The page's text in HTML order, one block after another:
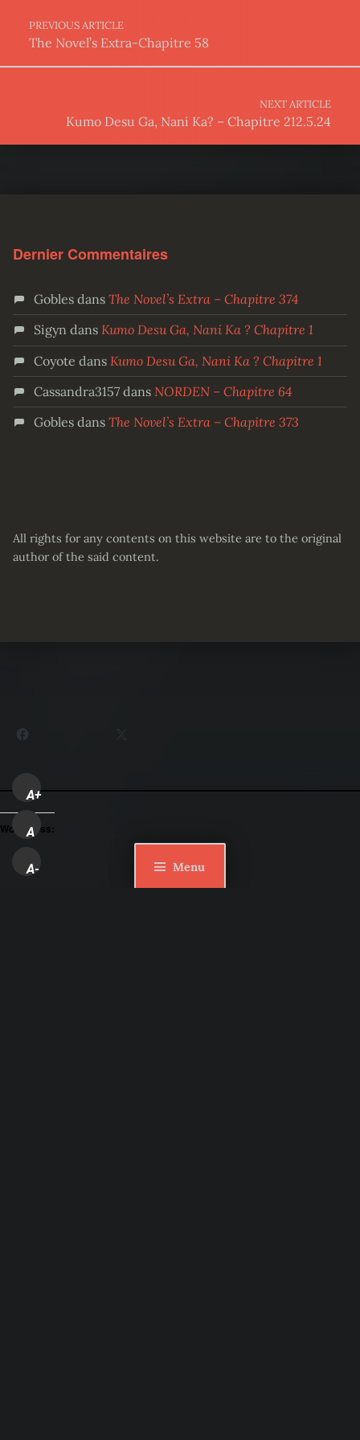
Menu
PREVIOUS ARTICLE
The Novel’s Extra-Chapitre 58
NEXT ARTICLE
Kumo Desu Ga, Nani Ka? – Chapitre 212.5.24
Dernier Commentaires
Goblesdans The Novel’s Extra – Chapitre 374
Sigyn dans Kumo Desu Ga, Nani Ka ? Chapitre 1
Coyote dans Kumo Desu Ga, Nani Ka ? Chapitre 1
Cassandra3157dans NORDEN – Chapitre 64
Goblesdans The Novel’s Extra – Chapitre 373
All rights for any contents on this website are to the original
author of the said content.
A+
A
A-
WordPress: